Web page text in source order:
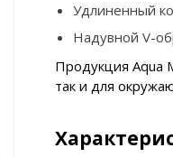
Удлиненный
Надувной V-
Продукция Aqua
так и для